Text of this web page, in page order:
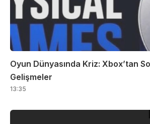
Oyun Dünyasında Kriz: Xbox’tan
Gelişmeler
13:35